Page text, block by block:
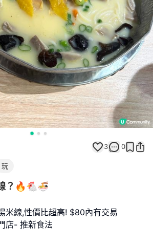
3 0
玩
？🔥🐔🍜
米線,性價比超高! $80內有交易
店- 推新食法